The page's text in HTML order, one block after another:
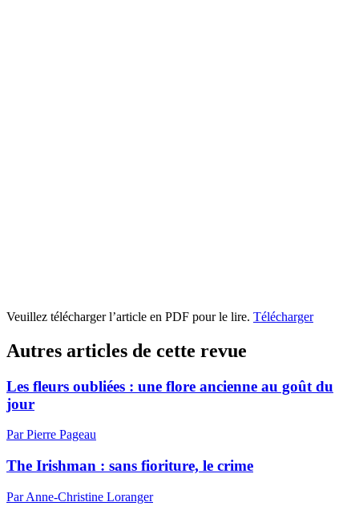
Veuillez télécharger l’article en PDF pour le lire. Télécharger
Autres articles de cette revue
Les fleurs oubliées : une flore ancienne au goût du
jour
Par Pierre Pageau
The Irishman : sans fioriture, le crime
Par Anne-Christine Loranger